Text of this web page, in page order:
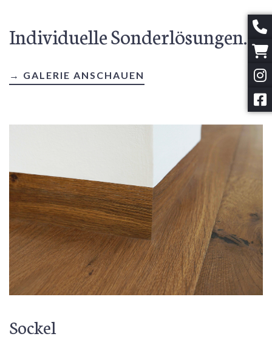
Individuelle Sonderlösungen.
→ GALERIE ANSCHAUEN
Sockel